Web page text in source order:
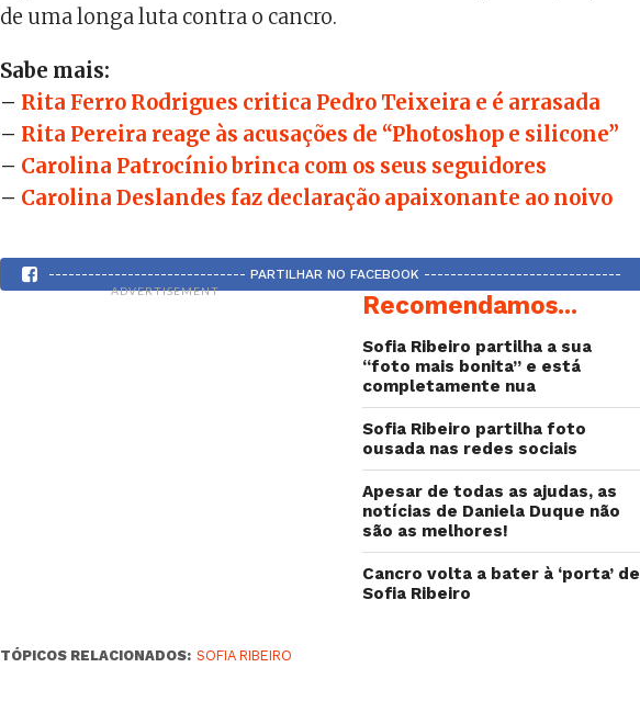
de uma longa luta contra o cancro.
Sabe mais:
– Rita Ferro Rodrigues critica Pedro Teixeira e é arrasada
– Rita Pereira reage às acusações de “Photoshop e silicone”
– Carolina Patrocínio brinca com os seus seguidores
– Carolina Deslandes faz declaração apaixonante ao noivo
------------------------------ PARTILHAR NO FACEBOOK ------------------------------
ADVERTISEMENT Recomendamos...
Sofia Ribeiro partilha a sua
“foto mais bonita” e está
completamente nua
Sofia Ribeiro partilha foto
ousada nas redes sociais
Apesar de todas as ajudas, as
notícias de Daniela Duque não
são as melhores!
Cancro volta a bater à ‘porta’ de
Sofia Ribeiro
TÓPICOS RELACIONADOS: SOFIA RIBEIRO